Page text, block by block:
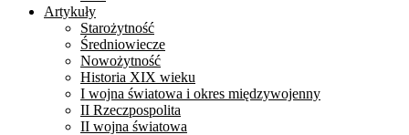
Artykuły
Starożytność
Średniowiecze
Nowożytność
Historia XIX wieku
I wojna światowa i okres międzywojenny
II Rzeczpospolita
II wojna światowa